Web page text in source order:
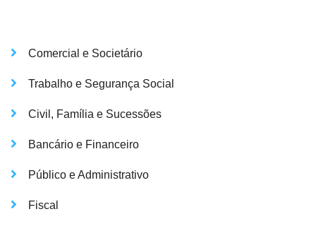
Comercial e Societário
Trabalho e Segurança Social
Civil, Família e Sucessões
Bancário e Financeiro
Público e Administrativo
Fiscal